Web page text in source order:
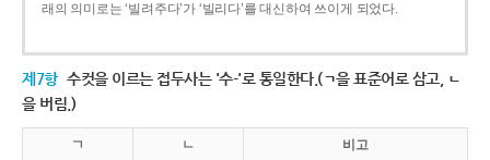
래의 의미로는 ‘빌려주다’가 ‘빌리다’를 대신하여 쓰이게 되었다.
제7항 수컷을 이르는 접두사는 '수-'로 통일한다.(ㄱ을 표준어로 삼고, ㄴ
을 버림.)
ㄱ ㄴ 비고